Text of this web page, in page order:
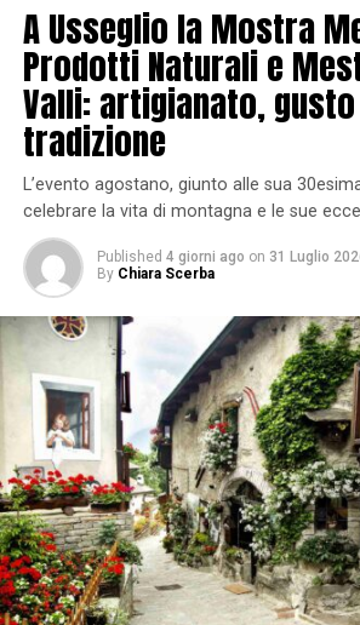
A Usseglio la Mostra
Prodotti Naturali e
Valli: artigianato,
tradizione
L’evento agostano, giunto alle sua
celebrare la vita di montagna e le sue
Published 4 giorni ago on 31 Luglio
By Chiara Scerba